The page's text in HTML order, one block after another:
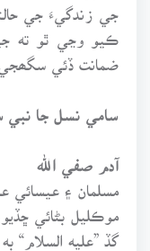
جي زندگيءَ جي
ڪيو وڃي ٿو ته
ضمانت ڏئي
سامي نسل جا نبي
آدم صفي الله
مسلمان ۽ عيسائي
موڪليل بڻائي
گڏ ”عليه السلام“